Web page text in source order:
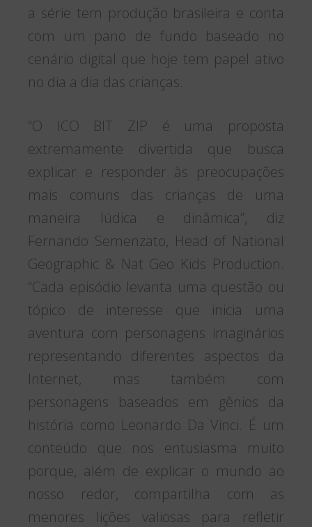
a série tem produção brasileira e conta
com um pano de fundo baseado no
cenário digital que hoje tem papel ativo
no dia a dia das crianças.
“O ICO BIT ZIP é uma proposta
extremamente divertida que busca
explicar e responder às preocupações
mais comuns das crianças de uma
maneira lúdica e dinâmica”, diz
Fernando Semenzato, Head of National
Geographic & Nat Geo Kids Production.
“Cada episódio levanta uma questão ou
tópico de interesse que inicia uma
aventura com personagens imaginários
representando diferentes aspectos da
Internet, mas também com
personagens baseados em gênios da
história como Leonardo Da Vinci. É um
conteúdo que nos entusiasma muito
porque, além de explicar o mundo ao
nosso redor, compartilha com as
menores lições valiosas para refletir